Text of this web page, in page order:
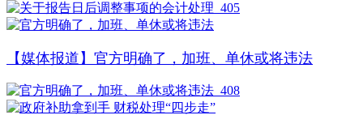
405
【媒体报道】官方明确了，加班、单休或将违法
408